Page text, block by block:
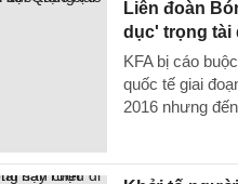
Liên đoàn
dục' trọng tài
KFA bị cáo
quốc tế giai
2016 nhưng